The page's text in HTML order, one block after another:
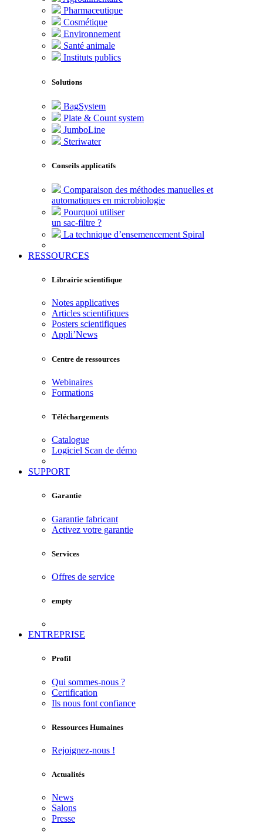
Pharmaceutique
Cosmétique
Environnement
Santé animale
Instituts publics
Solutions
BagSystem
Plate & Count system
JumboLine
Steriwater
Conseils applicatifs
Comparaison des méthodes manuelles et
automatiques en microbiologie
Pourquoi utiliser
un sac-filtre ?
La technique d’ensemencement Spiral
RESSOURCES
Librairie scientifique
Notes applicatives
Articles scientifiques
Posters scientifiques
Appli’News
Centre de ressources
Webinaires
Formations
Téléchargements
Catalogue
Logiciel Scan de démo
SUPPORT
Garantie
Garantie fabricant
Activez votre garantie
Services
Offres de service
empty
ENTREPRISE
Profil
Qui sommes-nous ?
Certification
Ils nous font confiance
Ressources Humaines
Rejoignez-nous !
Actualités
News
Salons
Presse